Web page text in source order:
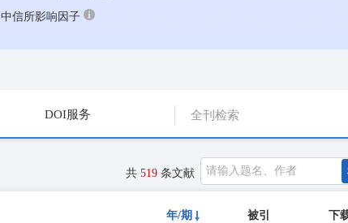
中信所影响因子
DOI服务
共 519 条文献
年/期 被引 下